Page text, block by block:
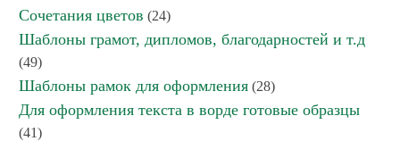
Сочетания цветов (24)
Шаблоны грамот, дипломов, благодарностей и т.д
(49)
Шаблоны рамок для оформления (28)
Для оформления текста в ворде готовые образцы
(41)